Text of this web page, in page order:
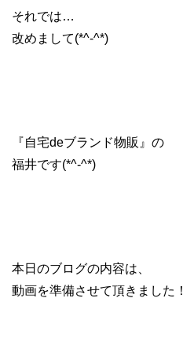
それでは…
改めまして(*^-^*)
『自宅deブランド物販』の
福井です(*^-^*)
本日のブログの内容は、
動画を準備させて頂きました！